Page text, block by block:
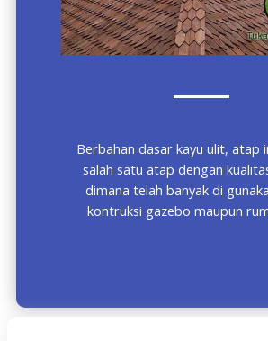
Berbahan dasar kayu ulit, atap
salah satu atap dengan
dimana telah banyak di
kontruksi gazebo maupun